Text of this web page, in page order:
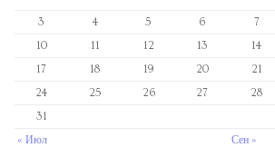
3
4 5 6 7
10
11 12 13 14
17
18 19 20 21
24
25 26 27 28
31
« Июл
Сен »